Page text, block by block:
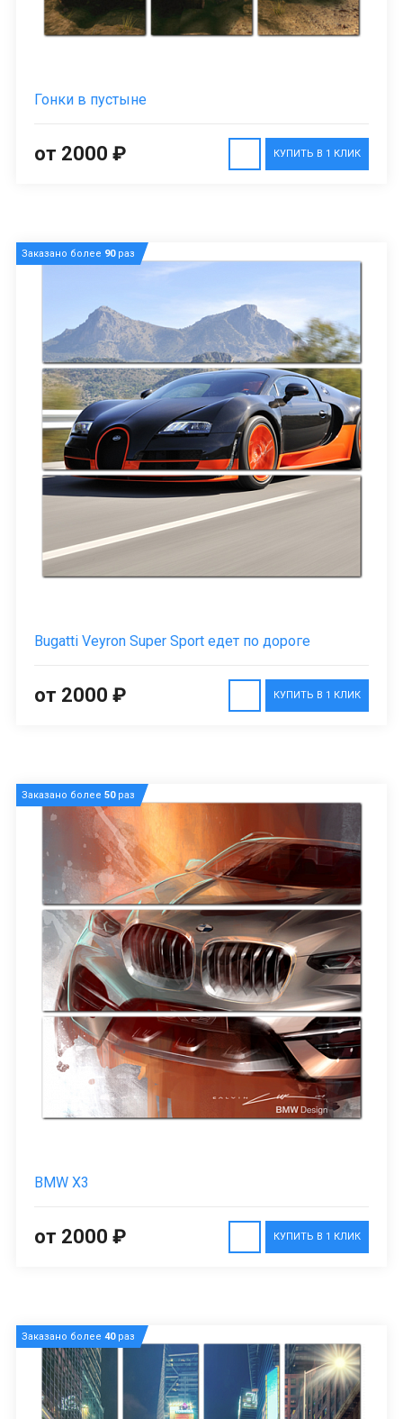
Гонки в пустыне
КУПИТЬ В 1 КЛИК
от 2000 ₽
Заказано более 90раз
Bugatti Veyron Super Sport едет по дороге
КУПИТЬ В 1 КЛИК
от 2000 ₽
Заказано более 50раз
BMW X3
КУПИТЬ В 1 КЛИК
от 2000 ₽
Заказано более 40раз